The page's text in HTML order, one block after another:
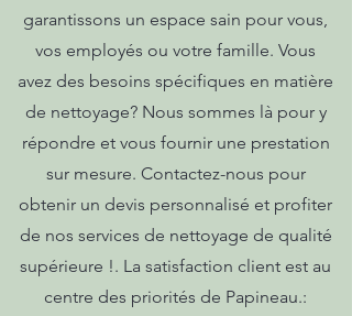
garantissons un espace sain pour vous,
vos employés ou votre famille. Vous
avez des besoins spécifiques en matière
de nettoyage? Nous sommes là pour y
répondre et vous fournir une prestation
sur mesure. Contactez-nous pour
obtenir un devis personnalisé et profiter
de nos services de nettoyage de qualité
supérieure !. La satisfaction client est au
centre des priorités de Papineau.: